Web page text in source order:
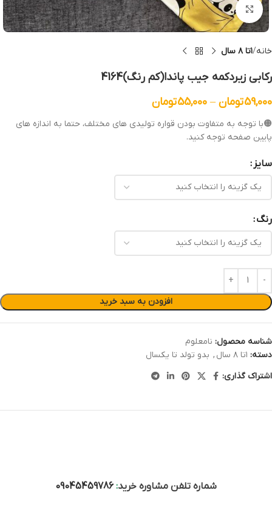
بزرگنمایی تصویر
خانه ۱تا ۸ سال
رکابی زیردکمه جیب پاندا(کم رنگ)4164
59,000تومان –
55,000تومان
🟠با توجه به متفاوت بودن قواره تولیدی های مختلف، حتما به اندازه های
پایین صفحه توجه کنید.
سایز
رنگ
افزودن به سبد خرید
شناسه محصول: نامعلوم
دسته: ۱تا ۸ سال , بدو تولد تا یکسال
اشتراک گذاری:
شماره تلفن مشاوره خرید:
09045459786